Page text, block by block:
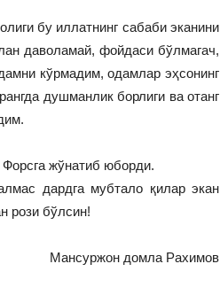
бу иллатнинг сабаби эканини
даволамай, фойдаси бўлмагач,
кўрмадим, одамлар эҳсонинг
душманлик борлиги ва отанг
жўнатиб юборди.
дардга мубтало қилар экан
рози бўлсин!
Мансуржон домла Рахимов